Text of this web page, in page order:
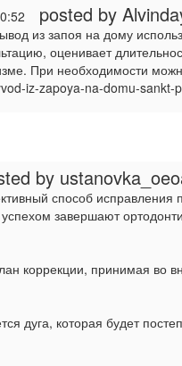
posted by
из запоя на дому
оценивает
При необходимости
iz-zapoya-na-domu-
by
способ
завершают
коррекции, принимая во
дуга, которая будет